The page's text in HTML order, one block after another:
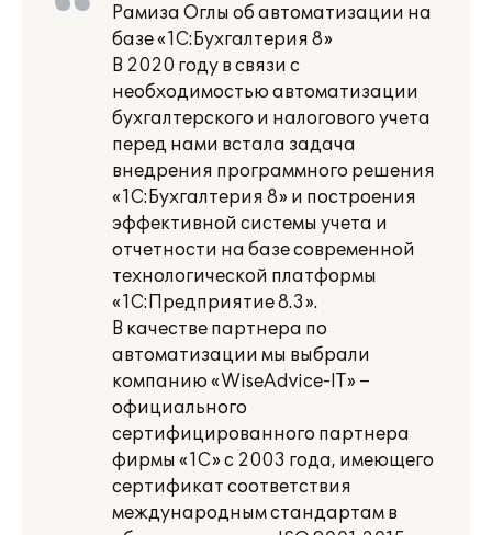
Рамиза Оглы об автоматизации на
базе «1С:Бухгалтерия 8»
В 2020 году в связи с
необходимостью автоматизации
бухгалтерского и налогового учета
перед нами встала задача
внедрения программного решения
«1С:Бухгалтерия 8» и построения
эффективной системы учета и
отчетности на базе современной
технологической платформы
«1С:Предприятие 8.3».
В качестве партнера по
автоматизации мы выбрали
компанию «WiseAdvice-IT» –
официального
сертифицированного партнера
фирмы «1С» с 2003 года, имеющего
сертификат соответствия
международным стандартам в